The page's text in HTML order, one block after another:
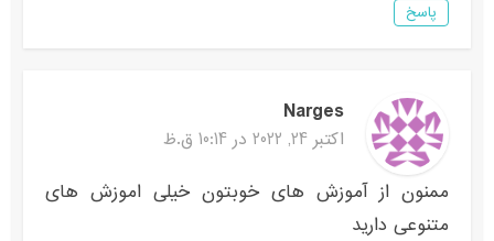
پاسخ
Narges
اکتبر 24, 2022 در 10:14 ق.ظ
ممنون از آموزش های خوبتون خیلی اموزش های
متنوعی دارید